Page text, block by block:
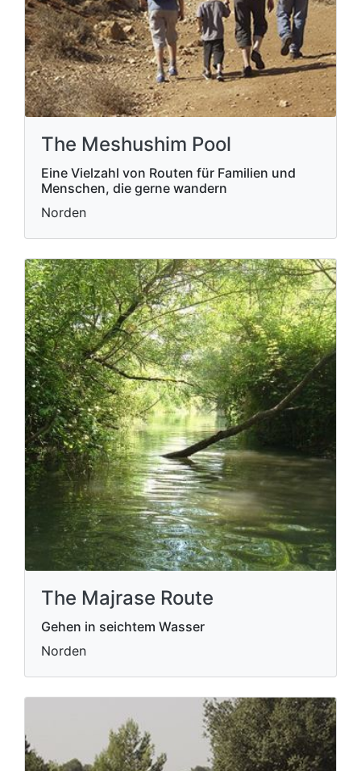
The Meshushim Pool
Eine Vielzahl von Routen für Familien und
Menschen, die gerne wandern
Norden
The Majrase Route
Gehen in seichtem Wasser
Norden